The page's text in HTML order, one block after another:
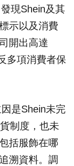
現Shein及其
示以及消費
開出高達
多項消費者保
是Shein未完
制度，也未
括服飾在哪
溯資料。調